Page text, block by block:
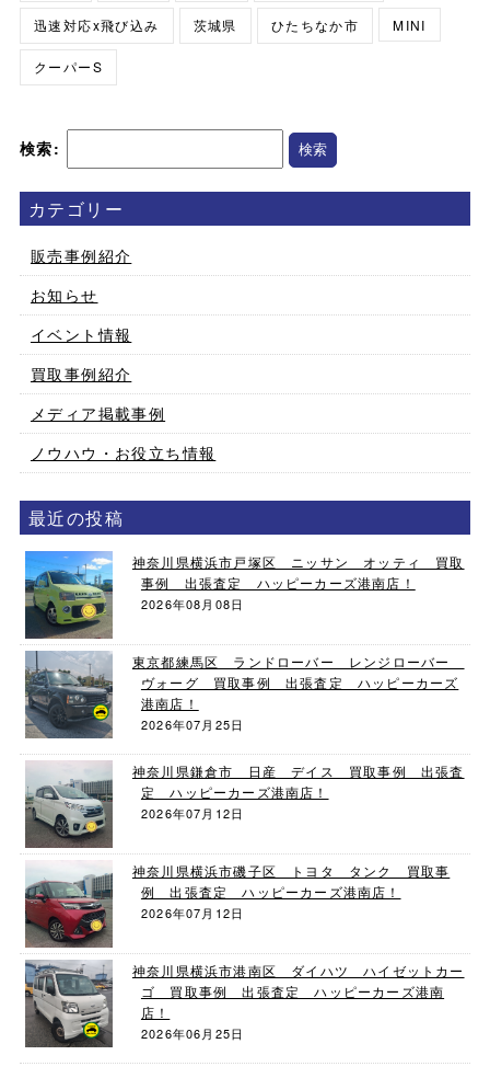
迅速対応x飛び込み 茨城県 ひたちなか市 MINI
クーパーS
検索:
カテゴリー
販売事例紹介
お知らせ
イベント情報
買取事例紹介
メディア掲載事例
ノウハウ・お役立ち情報
最近の投稿
神奈川県横浜市戸塚区 ニッサン オッティ 買取
事例 出張査定 ハッピーカーズ港南店！
2026年08月08日
東京都練馬区 ランドローバー レンジローバー
ヴォーグ 買取事例 出張査定 ハッピーカーズ
港南店！
2026年07月25日
神奈川県鎌倉市 日産 デイス 買取事例 出張査
定 ハッピーカーズ港南店！
2026年07月12日
神奈川県横浜市磯子区 トヨタ タンク 買取事
例 出張査定 ハッピーカーズ港南店！
2026年07月12日
神奈川県横浜市港南区 ダイハツ ハイゼットカー
ゴ 買取事例 出張査定 ハッピーカーズ港南
店！
2026年06月25日